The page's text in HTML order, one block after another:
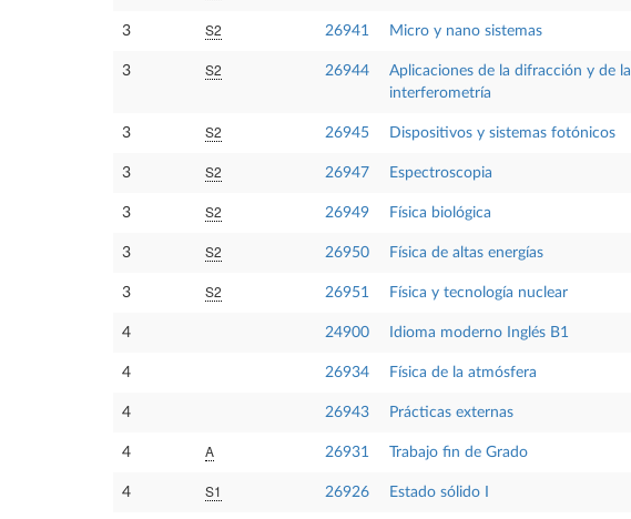
3 S2 26941 Micro y nano sistemas
3 S2 26944
Aplicaciones de la difracción y de la
interferometría
3 S2 26945 Dispositivos y sistemas fotónicos
3 S2 26947 Espectroscopia
3 S2 26949 Física biológica
3 S2 26950 Física de altas energías
3 S2 26951 Física y tecnología nuclear
4 24900 Idioma moderno Inglés B1
4 26934 Física de la atmósfera
4 26943 Prácticas externas
4 A 26931 Trabajo fin de Grado
4 S1 26926 Estado sólido I